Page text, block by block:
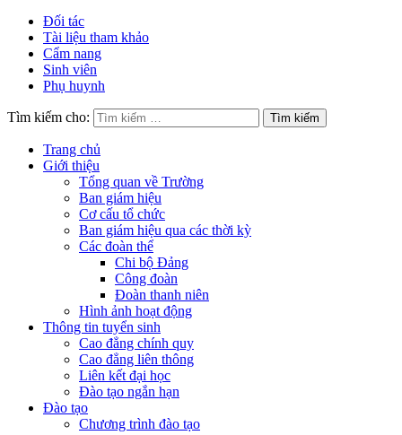
Đối tác
Tài liệu tham khảo
Cẩm nang
Sinh viên
Phụ huynh
Tìm kiếm cho:
Trang chủ
Giới thiệu
Tổng quan về Trường
Ban giám hiệu
Cơ cấu tổ chức
Ban giám hiệu qua các thời kỳ
Các đoàn thể
Chi bộ Đảng
Công đoàn
Đoàn thanh niên
Hình ảnh hoạt động
Thông tin tuyển sinh
Cao đẳng chính quy
Cao đẳng liên thông
Liên kết đại học
Đào tạo ngắn hạn
Đào tạo
Chương trình đào tạo